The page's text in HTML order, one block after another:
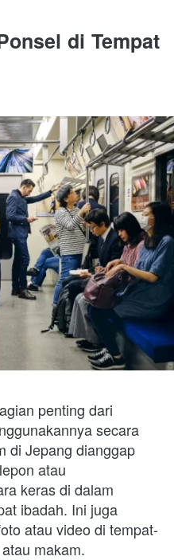
di Tempat
penting dari
secara
di Jepang dianggap
atau
keras di dalam
ibadah. Ini juga
atau video di tempat-
makam.